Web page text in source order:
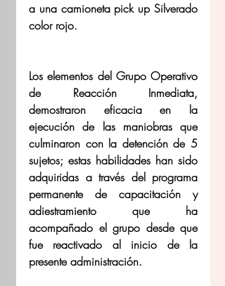
a una camioneta pick up Silverado
color rojo.
Los elementos del Grupo Operativo
de Reacción Inmediata,
demostraron eficacia en la
ejecución de las maniobras que
culminaron con la detención de 5
sujetos; estas habilidades han sido
adquiridas a través del programa
permanente de capacitación y
adiestramiento que ha
acompañado el grupo desde que
fue reactivado al inicio de la
presente administración.